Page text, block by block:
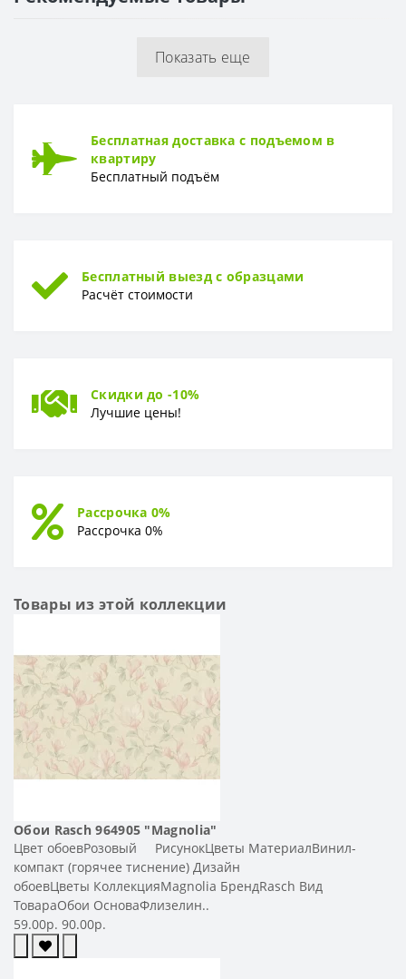
Тип Винил-компакт
Показать еще
Бесплатная доставка с подъемом в
квартиру
Бесплатный подъём
Бесплатный выезд с образцами
Расчёт стоимости
Скидки до -10%
Лучшие цены!
Рассрочка 0%
Рассрочка 0%
Товары из этой коллекции
Обои Rasch 964905 "Magnolia"
Цвет обоевРозовый РисунокЦветы МатериалВинил-
компакт (горячее тиснение) Дизайн
обоевЦветы КоллекцияMagnolia БрендRasch Вид
ТовараОбои ОсноваФлизелин..
59.00р. 90.00р.